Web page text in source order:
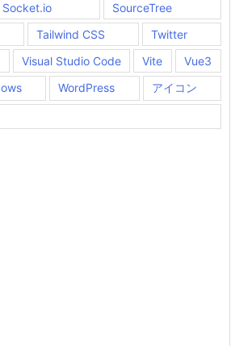
Socket.io
SourceTree
Tailwind CSS
Twitter
Visual Studio Code Vite
Vue3
WordPress アイコン